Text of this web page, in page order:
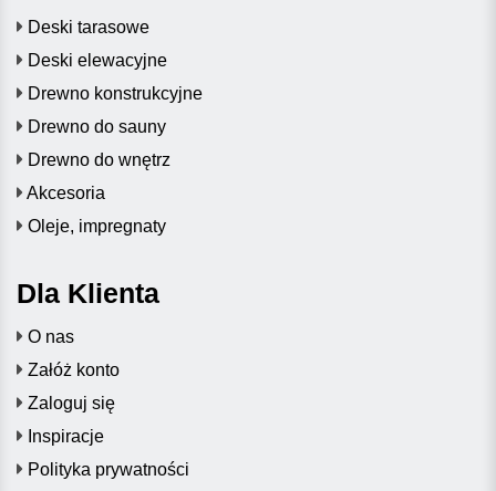
Deski tarasowe
Deski elewacyjne
Drewno konstrukcyjne
Drewno do sauny
Drewno do wnętrz
Akcesoria
Oleje, impregnaty
Dla Klienta
O nas
Załóż konto
Zaloguj się
Inspiracje
Polityka prywatności